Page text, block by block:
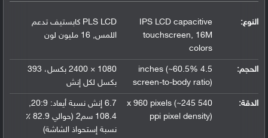
النوع:
IPS LCD capacitive
touchscreen, 16M
colors
PLS LCD كابستيف تدعم
اللمس, 16 مليون لون
الحجم:
4.5 inches (~60.5%
screen-to-body ratio)
1080 × 2400 بكسل، 393
بكسل لكل إنش
الدقة:
540 x 960 pixels (~245
ppi pixel density)
6.7 إنش نسبة أيعاد: 20:9
,
108.4 سم2 (حوالي 82.9 ٪
نسبة إستحواذ الشاشة)